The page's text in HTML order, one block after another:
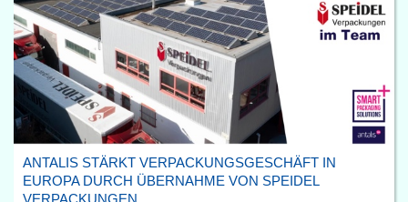
ANTALIS STÄRKT VERPACKUNGSGESCHÄFT IN
EUROPA DURCH ÜBERNAHME VON SPEIDEL
VERPACKUNGEN